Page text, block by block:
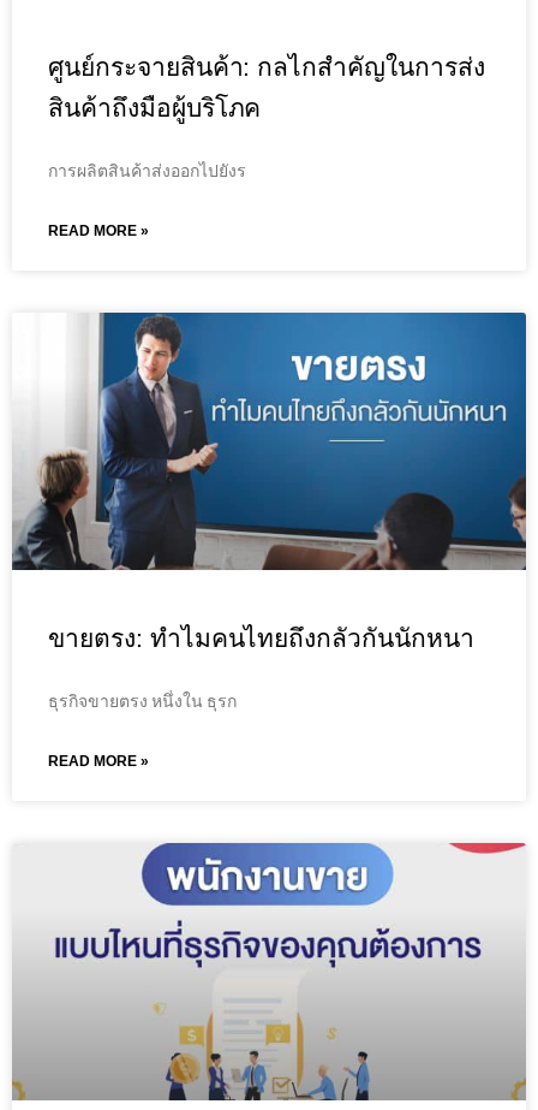
ศูนย์กระจายสินค้า: กลไกสำคัญในการส่ง
สินค้าถึงมือผู้บริโภค
การผลิตสินค้าส่งออกไปยังร
READ MORE »
ขายตรง: ทำไมคนไทยถึงกลัวกันนักหนา
ธุรกิจขายตรง หนึ่งใน ธุรก
READ MORE »